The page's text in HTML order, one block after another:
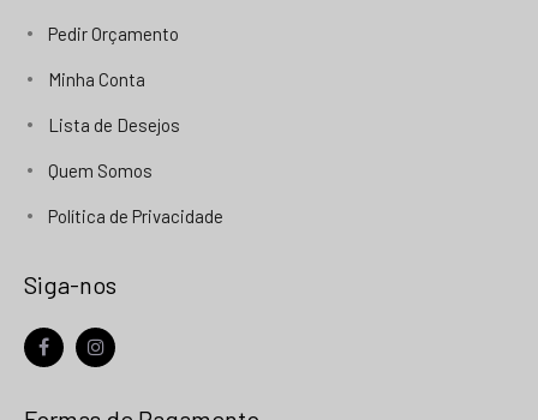
Pedir Orçamento
Minha Conta
Lista de Desejos
Quem Somos
Política de Privacidade
Siga-nos